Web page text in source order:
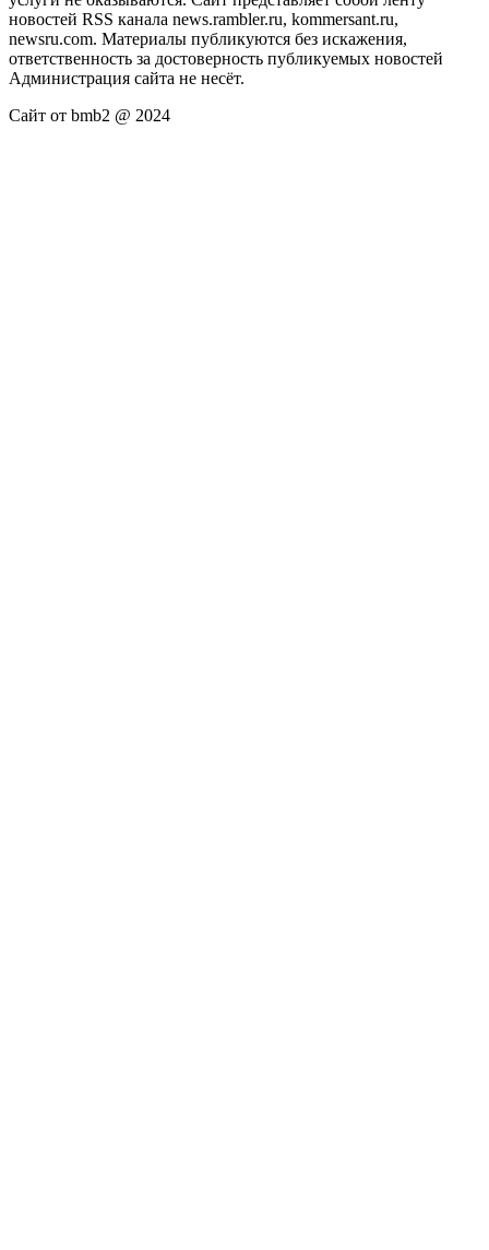
новостей RSS канала news.rambler.ru, kommersant.ru,
newsru.com. Материалы публикуются без искажения,
ответственность за достоверность публикуемых новостей
Администрация сайта не несёт.
Сайт от bmb2 @ 2024